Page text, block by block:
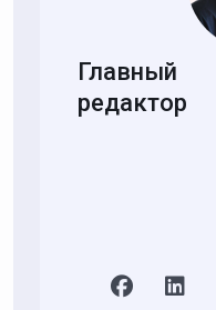
Главный
редактор